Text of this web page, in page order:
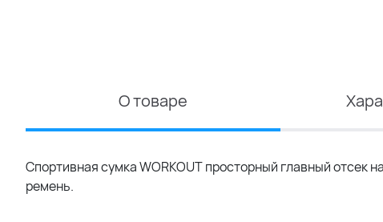
О товаре
Спортивная сумка WORKOUT просторный главный отсек
ремень.